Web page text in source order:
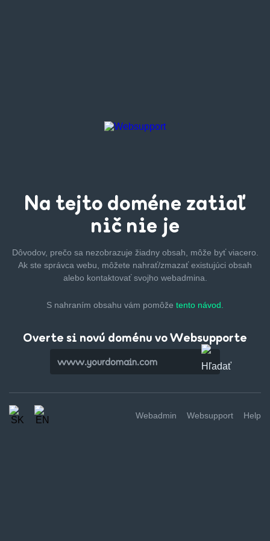
Na tejto doméne zatiaľ
nič nie je
Dôvodov, prečo sa nezobrazuje žiadny obsah, môže byťviacero.
Ak ste správca webu, môžete nahrať/zmazaťexistujúci obsah
alebo kontaktovať svojho webadmina.
S nahraním obsahu vám pomôže tento návod.
Overte si novú doménu vo Websupporte
Webadmin Websupport Help